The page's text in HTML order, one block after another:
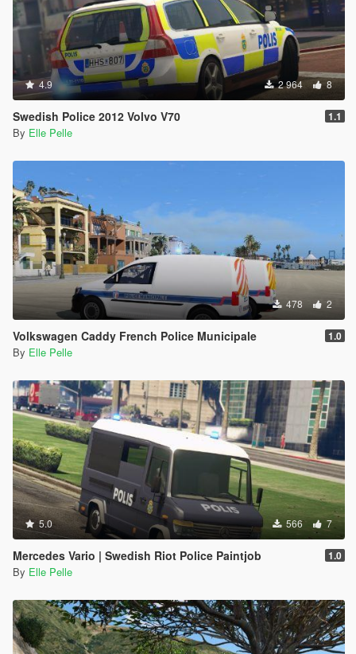
4.9 2 964 8
Swedish Police 2012 Volvo V70 1.1
By Elle Pelle
478 2
Volkswagen Caddy French Police Municipale 1.0
By Elle Pelle
5.0 566 7
Mercedes Vario | Swedish Riot Police Paintjob 1.0
By Elle Pelle